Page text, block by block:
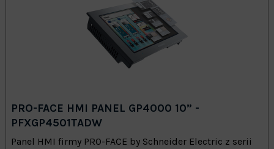
PRO-FACE HMI PANEL GP4000 10” -
PFXGP4501TADW
Panel HMI firmy PRO-FACE by Schneider Electric z serii